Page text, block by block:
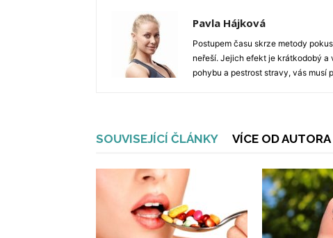
Pavla Hájková
Postupem času skrze metody
neřeší. Jejich efekt je krátkodobý
pohybu a pestrost stravy, vás musí
SOUVISEJÍCÍ ČLÁNKY VÍCE OD AUTORA